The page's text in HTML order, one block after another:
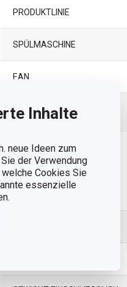
Inhalte
neue Ideen zum
der Verwendung
welche Cookies Sie
essenzielle
PRODUKTLINIE
SPÜLMASCHINE
EAN
GARANTIE (IN
JAHREN)
Verpackung